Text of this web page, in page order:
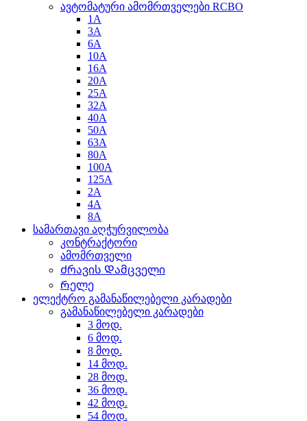
ავტომატური ამომრთველები RCBO
1A
3A
6A
10A
16A
20A
25A
32A
40A
50A
63A
80A
100A
125A
2A
4A
8A
სამართავი აღჭურვილობა
კონტრაქტორი
ამომრთველი
Ძრავის Დამცველი
Რელე
ელექტრო გამანაწილებელი კარადები
გამანაწილებელი კარადები
3 მოდ.
6 მოდ.
8 მოდ.
14 მოდ.
28 მოდ.
36 მოდ.
42 მოდ.
54 მოდ.